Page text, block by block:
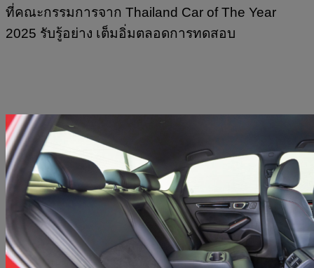
ที่คณะกรรมการจาก Thailand Car of The Year
2025 รับรู้อย่าง เต็มอิ่มตลอดการทดสอบ